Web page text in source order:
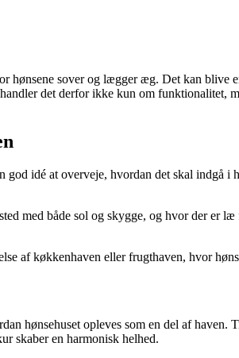
hønsene sover og lægger æg. Det kan
det derfor ikke kun om funktionalitet,
god idé at overveje, hvordan det skal indgå
med både sol og skygge, og hvor der er
af køkkenhaven eller frugthaven, hvor
hønsehuset opleves som en del af
skaber en harmonisk helhed.